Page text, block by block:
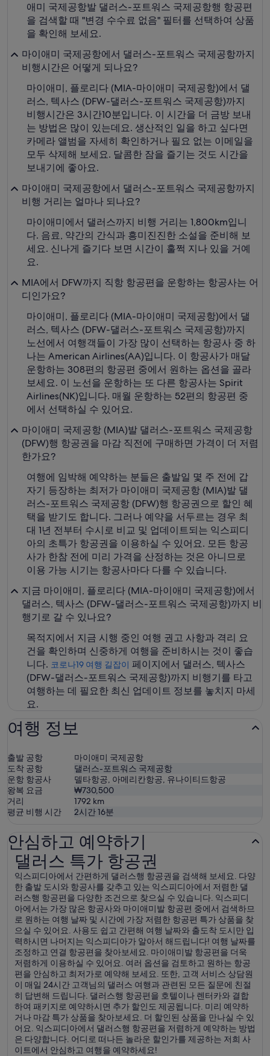
애미 국제공항발 댈러스-포트워스 국제공항행 항공편
을 검색할 때 "변경 수수료 없음" 필터를 선택하여 상품
을 확인해 보세요.
마이애미 국제공항에서 댈러스-포트워스 국제공항까지
비행시간은 어떻게 되나요?
마이애미, 플로리다 (MIA-마이애미 국제공항)에서 댈
러스, 텍사스 (DFW-댈러스-포트워스 국제공항)까지
비행시간은 3시간10분입니다. 이 시간을 더 금방 보내
는 방법은 많이 있는데요. 생산적인 일을 하고 싶다면
카메라 앨범을 자세히 확인하거나 필요 없는 이메일을
모두 삭제해 보세요. 달콤한 잠을 즐기는 것도 시간을
보내기에 좋아요.
마이애미 국제공항에서 댈러스-포트워스 국제공항까지
비행 거리는 얼마나 되나요?
마이애미에서 댈러스까지 비행 거리는 1,800km입니
다. 음료, 약간의 간식과 흥미진진한 소설을 준비해 보
세요. 신나게 즐기다 보면 시간이 훌쩍 지나 있을 거예
요.
MIA에서 DFW까지 직항 항공편을 운항하는 항공사는 어
디인가요?
마이애미, 플로리다 (MIA-마이애미 국제공항)에서 댈
러스, 텍사스 (DFW-댈러스-포트워스 국제공항)까지
노선에서 여행객들이 가장 많이 선택하는 항공사 중 하
나는 American Airlines(AA)입니다. 이 항공사가 매달
운항하는 308편의 항공편 중에서 원하는 옵션을 골라
보세요. 이 노선을 운항하는 또 다른 항공사는 Spirit
Airlines(NK)입니다. 매월 운항하는 52편의 항공편 중
에서 선택하실 수 있어요.
마이애미 국제공항 (MIA)발 댈러스-포트워스 국제공항
(DFW)행 항공권을 마감 직전에 구매하면 가격이 더 저렴
한가요?
여행에 임박해 예약하는 분들은 출발일 몇 주 전에 갑
자기 등장하는 최저가 마이애미 국제공항 (MIA)발 댈
러스-포트워스 국제공항 (DFW)행 항공권으로 할인 혜
택을 받기도 합니다. 그러나 예약을 서두르는 경우 최
대 1년 전부터 수시로 비교 및 업데이트되는 익스피디
아의 초특가 항공권을 이용하실 수 있어요. 모든 항공
사가 한참 전에 미리 가격을 산정하는 것은 아니므로
이용 가능 시기는 항공사마다 다를 수 있습니다.
지금 마이애미, 플로리다 (MIA-마이애미 국제공항)에서
댈러스, 텍사스 (DFW-댈러스-포트워스 국제공항)까지 비
행기로 갈 수 있나요?
목적지에서 지금 시행 중인 여행 권고 사항과 격리 요
건을 확인하며 신중하게 여행을 준비하시는 것이 좋습
니다. 코로나19 여행 길잡이 페이지에서 댈러스, 텍사스
(DFW-댈러스-포트워스 국제공항)까지 비행기를 타고
여행하는 데 필요한 최신 업데이트 정보를 놓치지 마세
요.
여행 정보
출발 공항
마이애미 국제공항
도착 공항
댈러스-포트워스 국제공항
운항 항공사
델타항공, 아메리칸항공, 유나이티드항공
왕복 요금
₩730,500
거리
1792 km
평균 비행 시간
2시간 16분
안심하고 예약하기
댈러스 특가 항공권
익스피디아에서 간편하게 댈러스행 항공권을 검색해 보세요. 다양
한 출발 도시와 항공사를 갖추고 있는 익스피디아에서 저렴한 댈
러스행 항공편을 다양한 조건으로 찾으실 수 있습니다. 익스피디
아에서는 가장 많은 항공사와 마이애미발 항공편 중에서 검색하므
로 원하는 여행 날짜 및 시간에 가장 저렴한 항공편 특가 상품을 찾
으실 수 있어요. 사용도 쉽고 간편해 여행 날짜와 출도착 도시만 입
력하시면 나머지는 익스피디아가 알아서 해드립니다! 여행 날짜를
조정하고 연결 항공편을 찾아보세요. 마이애미발 항공편을 더욱
저렴하게 이용하실 수 있어요. 여러 옵션을 검토하고 원하는 항공
편을 안심하고 최저가로 예약해 보세요. 또한, 고객 서비스 상담원
이 매일 24시간 고객님의 댈러스 여행과 관련된 모든 질문에 친절
히 답변해 드립니다. 댈러스행 항공편을 호텔이나 렌터카와 결합
하여 패키지로 예약하시면 추가 할인도 제공됩니다. 미리 예약하
거나 마감 특가 상품을 찾아보세요. 더 할인된 상품을 만나실 수 있
어요. 익스피디아에서 댈러스행 항공편을 저렴하게 예약하는 방법
은 다양합니다. 어디로 떠나든 놀라운 할인가를 제공하는 저희 사
이트에서 안심하고 여행을 예약하세요!
댈러스 특가 항공권